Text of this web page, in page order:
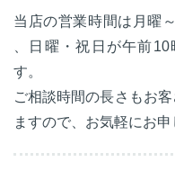
当店の営業時間は月曜
、日曜・祝日が午前
す。
ご相談時間の長さもお
ますので、お気軽にお申